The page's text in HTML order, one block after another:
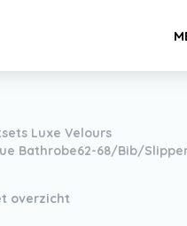
Luxe Velours
Bathrobe62-68/Bib/
overzicht